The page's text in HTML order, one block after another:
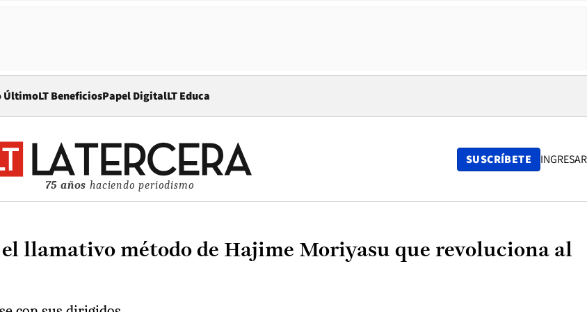
ÚltimoLT BeneficiosPapel DigitalOpens in new window
LT Educa
75 años haciendo periodismo
SUSCRÍBETE INGRESAR
llamativo método de Hajime Moriyasu que revoluciona al